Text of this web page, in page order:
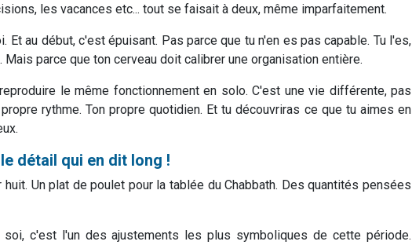
les vacances etc... tout se faisait à deux, même imparfaitement.
Et au début, c'est épuisant. Pas parce que tu n'en es pas capable. Tu l'es,
parce que ton cerveau doit calibrer une organisation entière.
le même fonctionnement en solo. C'est une vie différente, pas
rythme. Ton propre quotidien. Et tu découvriras ce que tu aimes en
détail qui en dit long !
Un plat de poulet pour la tablée du Chabbath. Des quantités pensées
soi, c'est l'un des ajustements les plus symboliques de cette période.